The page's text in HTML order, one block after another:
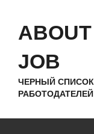
ABOUT
JOB
ЧЕРНЫЙ СПИСОК
РАБОТОДАТЕЛЕЙ